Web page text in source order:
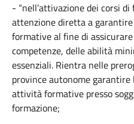
- “nell’attivazione dei corsi
attenzione diretta a
formative al fine di assicurare
competenze, delle abilità
essenziali. Rientra nelle
province autonome
attività formative presso
formazione;